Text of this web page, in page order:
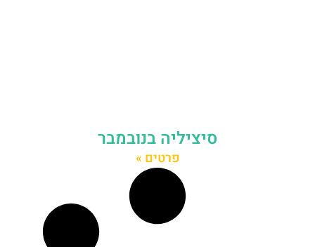
סיציליה בנובמבר
פרטים »